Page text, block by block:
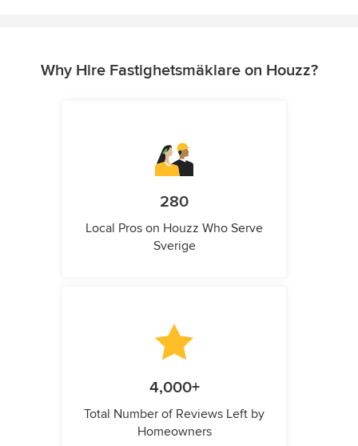
Why Hire Fastighetsmäklare on Houzz?
280
Local Pros on Houzz Who Serve
Sverige
4,000+
Total Number of Reviews Left by
Homeowners